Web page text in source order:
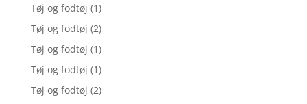
Tøj og fodtøj (1)
Tøj og fodtøj (2)
Tøj og fodtøj (1)
Tøj og fodtøj (1)
Tøj og fodtøj (2)